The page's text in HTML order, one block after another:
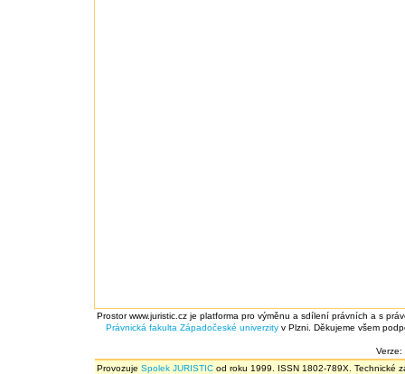
Prostor www.juristic.cz je platforma pro výměnu a sdílení právních a s
Právnická fakulta Západočeské univerzity v Plzni. Děkujeme všem
Verze:
Provozuje Spolek JURISTIC od roku 1999. ISSN 1802-789X. Technické